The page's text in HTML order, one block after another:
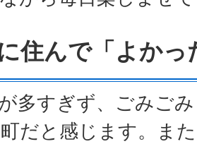
住んで「よかっ
多すぎず、ごみご
だと感じます。ま